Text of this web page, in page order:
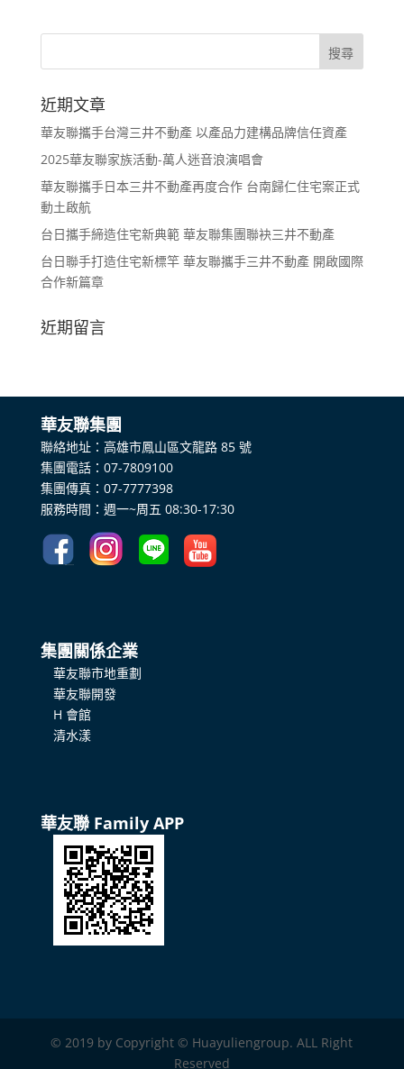
近期文章
華友聯攜手台灣三井不動產 以產品力建構品牌信任資產
2025華友聯家族活動-萬人迷音浪演唱會
華友聯攜手日本三井不動產再度合作 台南歸仁住宅案正式
動土啟航
台日攜手締造住宅新典範 華友聯集團聯袂三井不動產
台日聯手打造住宅新標竿 華友聯攜手三井不動產 開啟國際
合作新篇章
近期留言
​華友聯集團
聯絡地址：高雄市鳳山區文龍路 85 號
集團電話：07-7809100
集團傳真：07-7777398
服務時間：週一~周五 08:30-17:30
集團關係企業
華友聯市地重劃
華友聯開發
H 會館
清水漾
華友聯 Family APP
© 2019 by Copyright © Huayuliengroup. ALL Right
Reserved